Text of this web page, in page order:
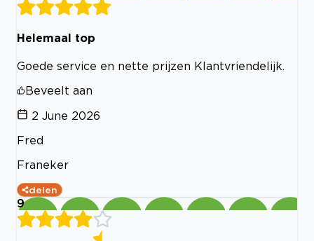
Helemaal top
Goede service en nette prijzen Klantvriendelijk.
Beveelt aan
2 June 2026
Fred
Franeker
delen
9